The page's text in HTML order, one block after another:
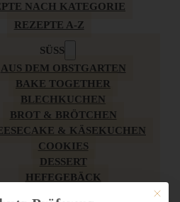
NACH KATEGORIE
REZEPTE A-Z
SÜSS
AUS DEM OBSTGARTEN
BAKE TOGETHER
BLECHKUCHEN
BROT & BRÖTCHEN
& KÄSEKUCHEN
COOKIES
DESSERT
HEFEGEBÄCK
Mit